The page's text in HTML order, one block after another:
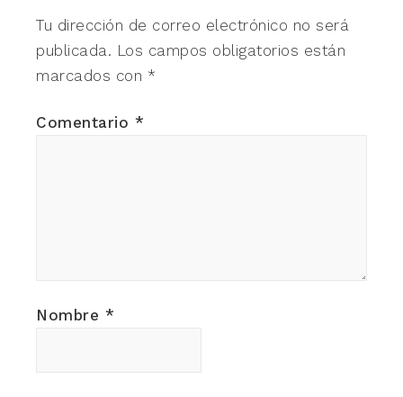
Tu dirección de correo electrónico no será
publicada. Los campos obligatorios están
marcados con *
Comentario *
Nombre *